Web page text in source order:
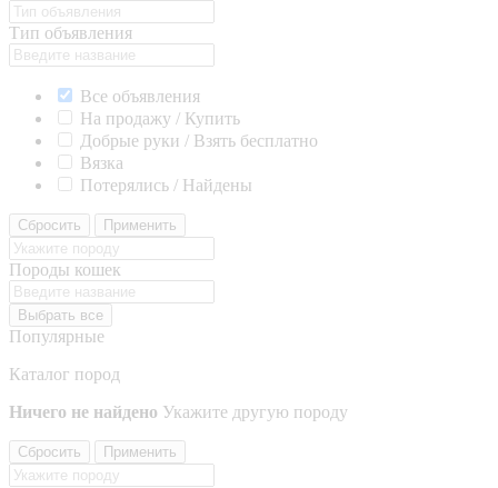
Тип объявления
Все объявления
На продажу / Купить
Добрые руки / Взять бесплатно
Вязка
Потерялись / Найдены
Сбросить Применить
Породы кошек
Выбрать все
Популярные
Каталог пород
Ничего не найдено Укажите другую породу
Сбросить Применить